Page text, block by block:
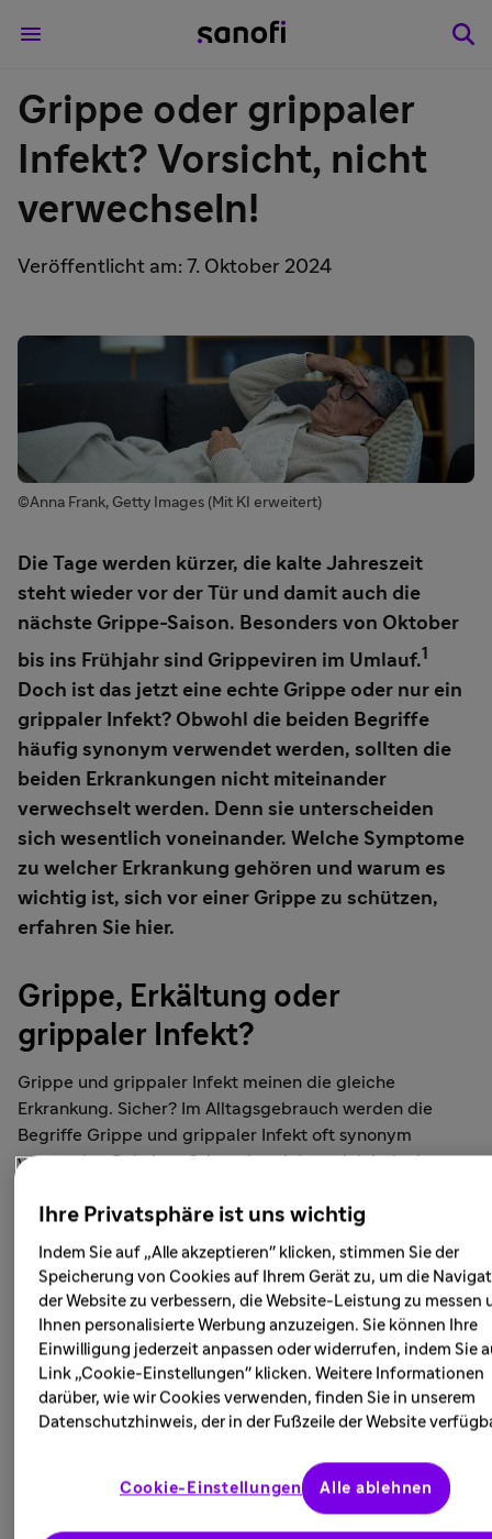
Grippe oder grippaler
Infekt? Vorsicht, nicht
verwechseln!
Veröffentlicht am: 7. Oktober 2024
©Anna Frank, Getty Images (Mit KI erweitert)
Die Tage werden kürzer, die kalte Jahreszeit
steht wieder vor der Tür und damit auch die
nächste Grippe-Saison. Besonders von Oktober
bis ins Frühjahr sind Grippeviren im Umlauf.1
Doch ist das jetzt eine echte Grippe oder nur ein
grippaler Infekt? Obwohl die beiden Begriffe
häufig synonym verwendet werden, sollten die
beiden Erkrankungen nicht miteinander
verwechselt werden. Denn sie unterscheiden
sich wesentlich voneinander. Welche Symptome
zu welcher Erkrankung gehören und warum es
wichtig ist, sich vor einer Grippe zu schützen,
erfahren Sie hier.
Grippe, Erkältung oder
grippaler Infekt?
Grippe und grippaler Infekt meinen die gleiche
Erkrankung. Sicher? Im Alltagsgebrauch werden die
Begriffe Grippe und grippaler Infekt oft synonym
verwendet. Bei einer Grippe handelt es sich jedoch um
harmlosen grippalen Infekt, auch Erkältung genannt,
Erkältung verläuft oft harmlos und klingt nach einigen
Tagen wieder ab. Die „echte“ Grippe hingegen kann
schwerwiegende Symptome hervorrufen, wie hohes
Fieber, Kopf- und Gliederschmerzen, Reizhusten und
starke Erschöpfung – bis hin zu lebensbedrohlichen
Folgen.2,3
den ersten Tagen der Erkrankung das Risiko eines
Herzinfarkts um das bis zu 10-Fache erhöhen, das Risiko
für einen Schlaganfall kann mehr als 8-fach erhöht
Ihre Privatsphäre ist uns wichtig
Indem Sie auf „Alle akzeptieren" klicken, stimmen Sie der
Speicherung von Cookies auf Ihrem Gerät zu, um die
der Website zu verbessern, die Website-Leistung zu messen
Ihnen personalisierte Werbung anzuzeigen. Sie können Ihre
Einwilligung jederzeit anpassen oder widerrufen, indem Sie
Link „Cookie-Einstellungen" klicken. Weitere Informationen
darüber, wie wir Cookies verwenden, finden Sie in unserem
Datenschutzhinweis, der in der Fußzeile der Website
Cookie-Einstellungen Alle ablehnen